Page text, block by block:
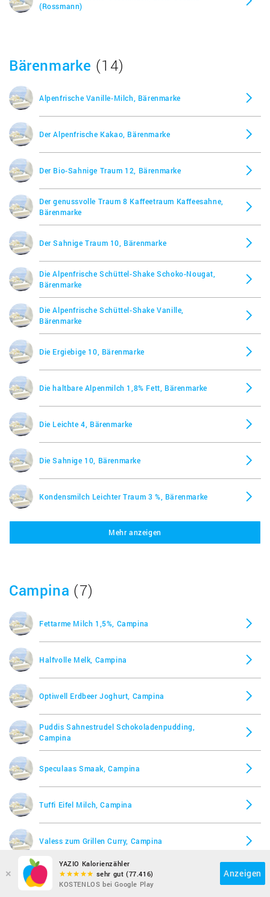
(Rossmann)
Bärenmarke (14)
Alpenfrische Vanille-Milch, Bärenmarke
Der Alpenfrische Kakao, Bärenmarke
Der Bio-Sahnige Traum 12, Bärenmarke
Der genussvolle Traum 8 Kaffeetraum Kaffeesahne,
Bärenmarke
Der Sahnige Traum 10, Bärenmarke
Die Alpenfrische Schüttel-Shake Schoko-Nougat,
Bärenmarke
Die Alpenfrische Schüttel-Shake Vanille,
Bärenmarke
Die Ergiebige 10, Bärenmarke
Die haltbare Alpenmilch 1,8% Fett, Bärenmarke
Die Leichte 4, Bärenmarke
Die Sahnige 10, Bärenmarke
Kondensmilch Leichter Traum 3 %, Bärenmarke
Milch fettarm 1,8%, Bärenmarke
Mehr anzeigen
Campina (7)
Fettarme Milch 1,5%, Campina
Halfvolle Melk, Campina
Optiwell Erdbeer Joghurt, Campina
Puddis Sahnestrudel Schokoladenpudding,
Campina
Speculaas Smaak, Campina
Tuffi Eifel Milch, Campina
Valess zum Grillen Curry, Campina
×
YAZIO Kalorienzähler
sehr gut (77.416)
KOSTENLOS bei Google Play
Anzeigen